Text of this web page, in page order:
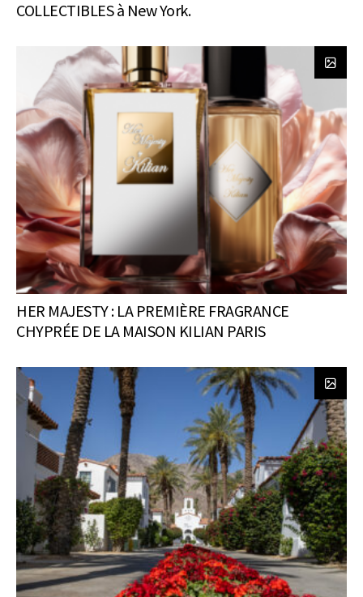
COLLECTIBLES à New York.
HER MAJESTY : LA PREMIÈRE FRAGRANCE
CHYPRÉE DE LA MAISON KILIAN PARIS